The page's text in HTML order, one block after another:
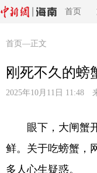
首页
首页 —正文
刚死不久的螃
2025年10月11日 11:48
眼下，大闸蟹开
鲜。关于吃螃蟹，
多人心生疑惑。